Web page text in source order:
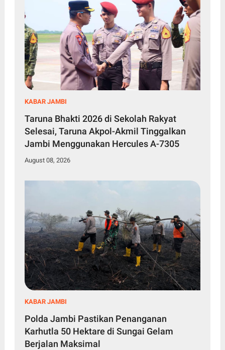
KABAR JAMBI
Taruna Bhakti 2026 di Sekolah Rakyat
Selesai, Taruna Akpol-Akmil Tinggalkan
Jambi Menggunakan Hercules A-7305
August 08, 2026
KABAR JAMBI
Polda Jambi Pastikan Penanganan
Karhutla 50 Hektare di Sungai Gelam
Berjalan Maksimal